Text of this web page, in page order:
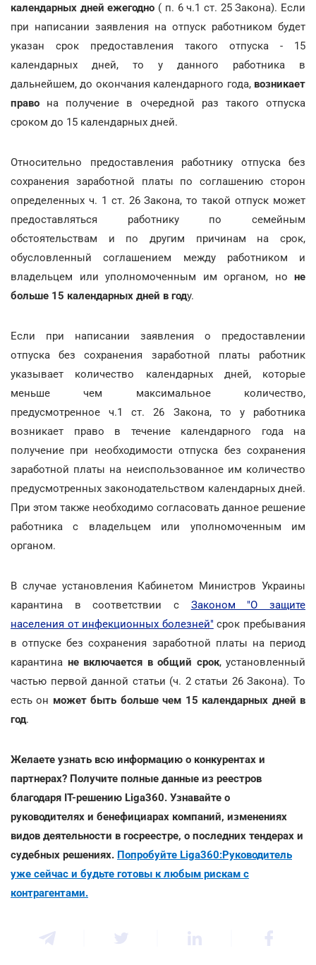
календарных дней ежегодно ( п. 6 ч.1 ст. 25 Закона). Если
при написании заявления на отпуск работником будет
указан срок предоставления такого отпуска - 15
календарных дней, то у данного работника в
дальнейшем, до окончания календарного года, возникает
право на получение в очередной раз такого отпуска
сроком до 15 календарных дней.
Относительно предоставления работнику отпуска без
сохранения заработной платы по соглашению сторон
определенных ч. 1 ст. 26 Закона, то такой отпуск может
предоставляться работнику по семейным
обстоятельствам и по другим причинам на срок,
обусловленный соглашением между работником и
владельцем или уполномоченным им органом, но не
больше 15 календарных дней в году.
Если при написании заявления о предоставлении
отпуска без сохранения заработной платы работник
указывает количество календарных дней, которые
меньше чем максимальное количество,
предусмотренное ч.1 ст. 26 Закона, то у работника
возникает право в течение календарного года на
получение при необходимости отпуска без сохранения
заработной платы на неиспользованное им количество
предусмотренных законодательством календарных дней.
При этом также необходимо согласовать данное решение
работника с владельцем или уполномоченным им
органом.
В случае установления Кабинетом Министров Украины
карантина в соответствии с Законом "О защите
населения от инфекционных болезней" срок пребывания
в отпуске без сохранения заработной платы на период
карантина не включается в общий срок, установленный
частью первой данной статьи (ч. 2 статьи 26 Закона). То
есть он может быть больше чем 15 календарных дней в
год.
Желаете узнать всю информацию о конкурентах и
партнерах? Получите полные данные из реестров
благодаря IT-решению Liga360. Узнавайте о
руководителях и бенефициарах компаний, изменениях
видов деятельности в госреестре, о последних тендерах и
судебных решениях. Попробуйте Liga360:Руководитель
уже сейчас и будьте готовы к любым рискам с
контрагентами.